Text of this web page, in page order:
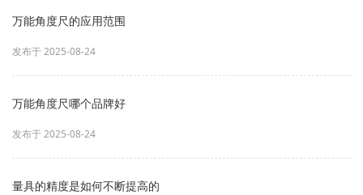
万能角度尺的应用范围
发布于 2025-08-24
万能角度尺哪个品牌好
发布于 2025-08-24
量具的精度是如何不断提高的